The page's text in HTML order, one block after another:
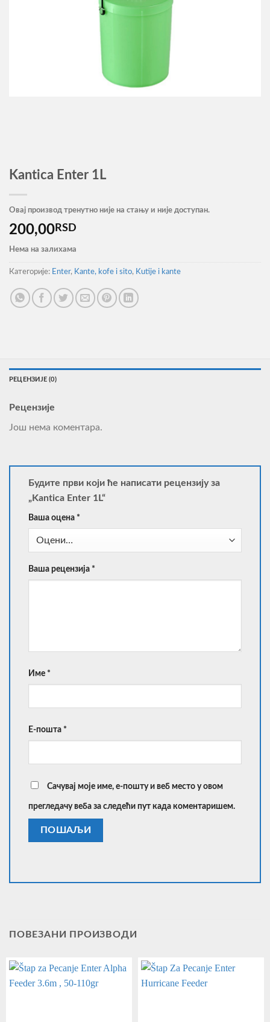
Kantica Enter 1L
Овај производ тренутно није на стању и није доступан.
200,00RSD
Нема на залихама
Категорије: Enter, Kante, kofe i sito, Kutije i kante
РЕЦЕНЗИЈЕ (0)
Рецензије
Још нема коментара.
Будите први који ће написати рецензију за
„Kantica Enter 1L“
Ваша оцена *
Ваша рецензија *
Име *
Е-пошта *
Сачувај моје име, е-пошту и веб место у овом
прегледачу веба за следећи пут када коментаришем.
ПОВЕЗАНИ ПРОИЗВОДИ